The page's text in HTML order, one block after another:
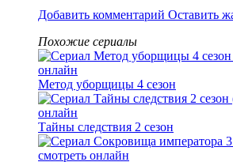
Добавить комментарий Оставить
Похожие сериалы
Метод уборщицы 4 сезон
Тайны следствия 2 сезон